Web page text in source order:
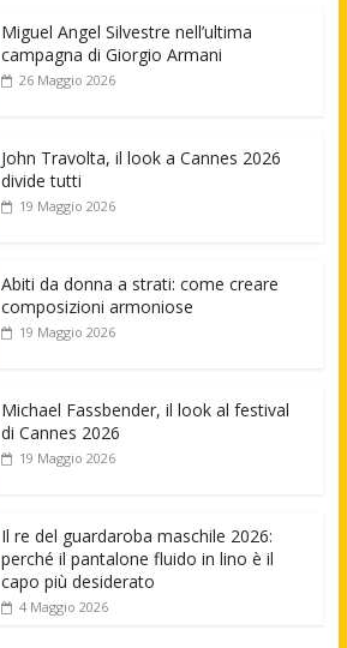
Miguel Angel Silvestre nell’ultima
campagna di Giorgio Armani
26 Maggio 2026
John Travolta, il look a Cannes 2026
divide tutti
19 Maggio 2026
Abiti da donna a strati: come creare
composizioni armoniose
19 Maggio 2026
Michael Fassbender, il look al festival
di Cannes 2026
19 Maggio 2026
Il re del guardaroba maschile 2026:
perché il pantalone fluido in lino è il
capo più desiderato
4 Maggio 2026